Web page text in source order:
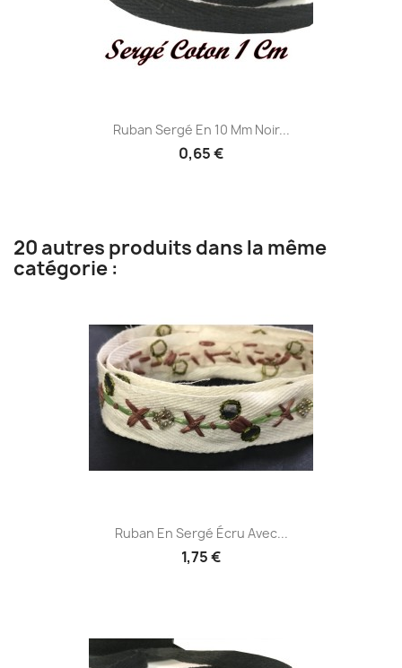
Ruban Sergé En 10 Mm Noir...
0,65 €
20 autres produits dans la même
catégorie :
Ruban En Sergé Écru Avec...
1,75 €